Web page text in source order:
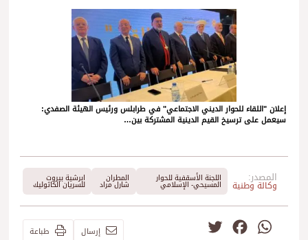
إعلان "اللقاء للحوار الديني الاجتماعي" في طرابلس ورئيس الهيئة الصفدي:
سيعمل على ترسيخ القيم الدينية المشتركة بين…
المصدر:
وكالة وطنية
اللجنة الأسقفية للحوار
المسيحي- الإسلامي
المطران
شارل مراد
ابرشية بيروت
للسريان الكاثوليك
WhatsApp
Facebook إرسال طباعة